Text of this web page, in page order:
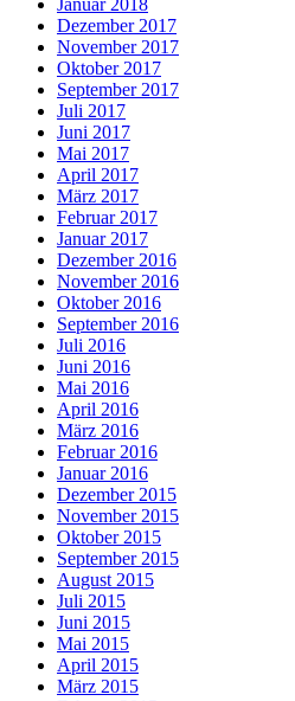
Dezember 2017
November 2017
Oktober 2017
September 2017
Juli 2017
Juni 2017
Mai 2017
April 2017
März 2017
Februar 2017
Januar 2017
Dezember 2016
November 2016
Oktober 2016
September 2016
Juli 2016
Juni 2016
Mai 2016
April 2016
März 2016
Februar 2016
Januar 2016
Dezember 2015
November 2015
Oktober 2015
September 2015
August 2015
Juli 2015
Juni 2015
Mai 2015
April 2015
März 2015